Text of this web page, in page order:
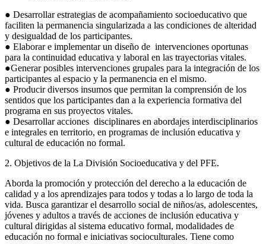
● Desarrollar estrategias de acompañamiento socioeducativo que
faciliten la permanencia singularizada a las condiciones de alteridad
y desigualdad de los participantes.
● Elaborar e implementar un diseño de intervenciones oportunas
para la continuidad educativa y laboral en las trayectorias vitales.
●Generar posibles intervenciones grupales para la integración de los
participantes al espacio y la permanencia en el mismo.
● Producir diversos insumos que permitan la comprensión de los
sentidos que los participantes dan a la experiencia formativa del
programa en sus proyectos vitales.
● Desarrollar acciones disciplinares en abordajes interdisciplinarios
e integrales en territorio, en programas de inclusión educativa y
cultural de educación no formal.
2. Objetivos de la La División Socioeducativa y del PFE.
Aborda la promoción y protección del derecho a la educación de
calidad y a los aprendizajes para todos y todas a lo largo de toda la
vida. Busca garantizar el desarrollo social de niños/as, adolescentes,
jóvenes y adultos a través de acciones de inclusión educativa y
cultural dirigidas al sistema educativo formal, modalidades de
educación no formal e iniciativas socioculturales. Tiene como